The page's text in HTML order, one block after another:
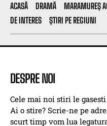
ACASĂ DRAMĂ MARAMUREȘ
DE INTERES
ȘTIRI PE REGIUNI
DESPRE NOI
Cele mai noi stiri le
Ai o stire? Scrie-ne pe
scurt timp vom lua